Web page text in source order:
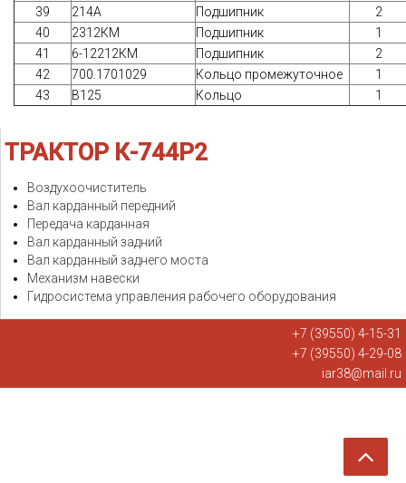
39
214А Подшипник
2
40
2312КМ Подшипник
1
41
6-12212КМ Подшипник
2
42
700.1701029 Кольцо промежуточное
1
43
В125 Кольцо 1
ТРАКТОР К-744Р2
Воздухоочиститель
Вал карданный передний
Передача карданная
Вал карданный задний
Вал карданный заднего моста
Механизм навески
Гидросистема управления рабочего оборудования
+7 (39550) 4-15-31
+7 (39550) 4-29-08
iar38@mail.ru